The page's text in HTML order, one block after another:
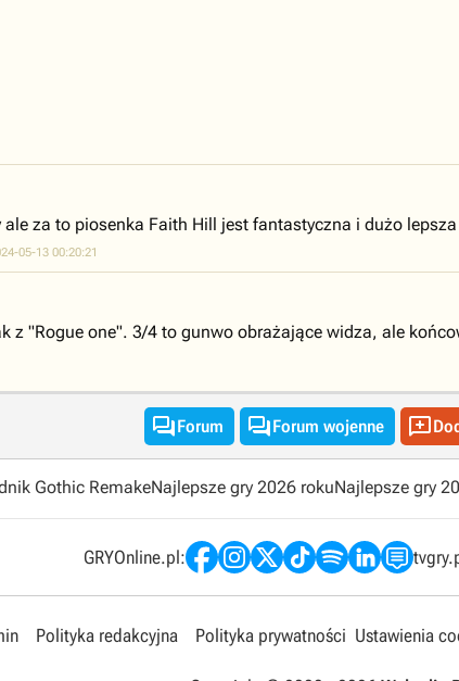
za to piosenka Faith Hill jest fantastyczna i dużo
05-13 00:20:21
z "Rogue one". 3/4 to gunwo obrażające widza, ale
Forum Forum wojenne 
Gothic RemakeNajlepsze gry 2026 rokuNajlepsze gry
GRYOnline.pl:
Polityka redakcyjna Polityka prywatności Ustawienia